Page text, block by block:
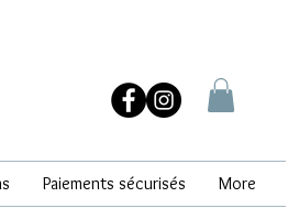
Paiements sécurisés More